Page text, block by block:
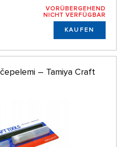
VORÜBERGEHEND
NICHT VERFÜGBAR
KAUFEN
– Tamiya Craft